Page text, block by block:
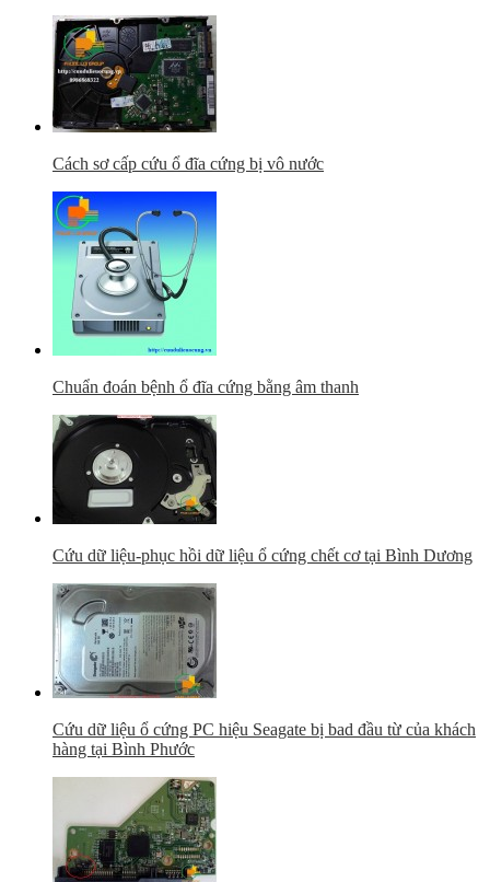
Cách sơ cấp cứu ổ đĩa cứng bị vô nước
Chuẩn đoán bệnh ổ đĩa cứng bằng âm thanh
Cứu dữ liệu-phục hồi dữ liệu ổ cứng chết cơ tại Bình Dương
Cứu dữ liệu ổ cứng PC hiệu Seagate bị bad đầu từ của khách
hàng tại Bình Phước